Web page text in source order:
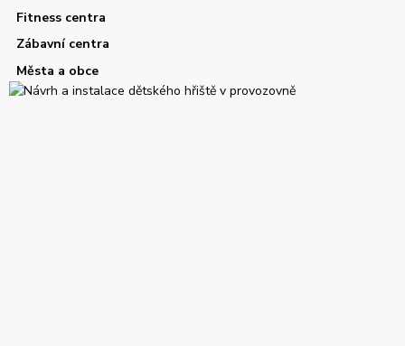
Fitness centra
Zábavní centra
Města a obce